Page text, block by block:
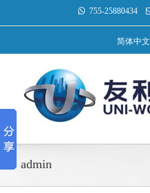
755-25880434
简体中文
admin